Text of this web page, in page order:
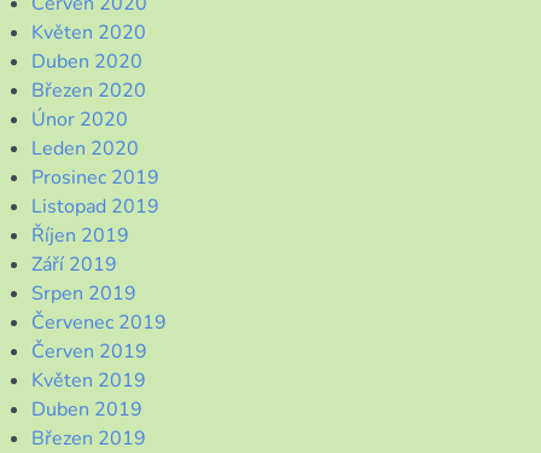
Květen 2020
Duben 2020
Březen 2020
Únor 2020
Leden 2020
Prosinec 2019
Listopad 2019
Říjen 2019
Září 2019
Srpen 2019
Červenec 2019
Červen 2019
Květen 2019
Duben 2019
Březen 2019